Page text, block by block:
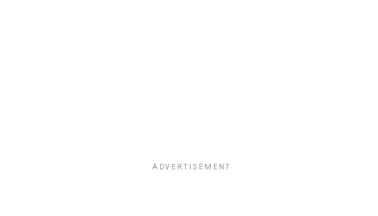
ADVERTISEMENT